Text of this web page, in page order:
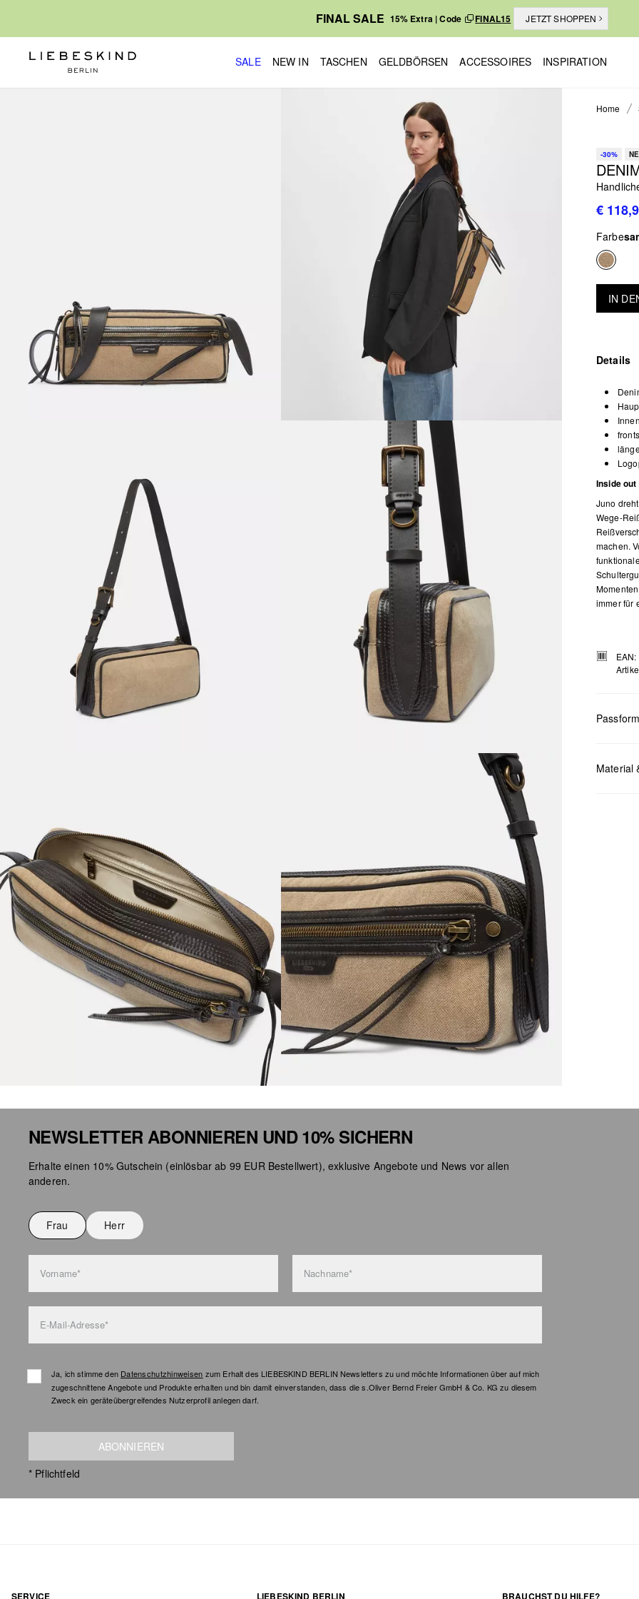
FINAL SALE 15% Extra | Code FINAL15 JETZT SHOPPEN
SALE NEW IN TASCHEN GELDBÖRSEN ACCESSOIRES INSPIRATION
Home
-30%
€
Farbe
IN
Details
Inside out
Juno
Wege-
machen.
immer für
Passform
H
Material
NEWSLETTER ABONNIEREN UND 10% SICHERN
Erhalte einen 10% Gutschein (einlösbar ab 99 EUR Bestellwert), exklusive Angebote und News vor allen
anderen.
Frau Herr
Vorname* Nachname*
E-Mail-Adresse*
Ja, ich stimme den Datenschutzhinweisen zum Erhalt des LIEBESKIND BERLIN Newsletters zu und möchte Informationen über auf mich
zugeschnittene Angebote und Produkte erhalten und bin damit einverstanden, dass die s.Oliver Bernd Freier GmbH & Co. KG zu diesem
Zweck ein geräteübergreifendes Nutzerprofil anlegen darf.
ABONNIEREN
* Pflichtfeld
SERVICE LIEBESKIND BERLIN BRAUCHST DU HILFE?